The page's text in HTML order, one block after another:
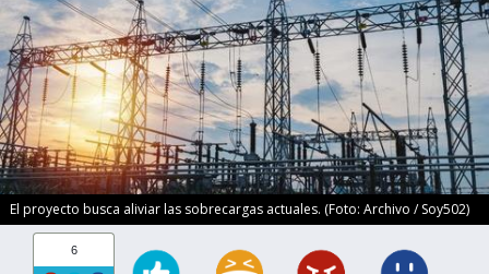
El proyecto busca aliviar las sobrecargas actuales. (Foto: Archivo / Soy502)
6